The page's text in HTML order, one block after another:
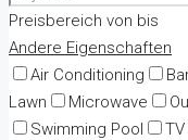
Preisbereich von bis
Andere Eigenschaften
Air Conditioning
Lawn
Microwave
Swimming Pool